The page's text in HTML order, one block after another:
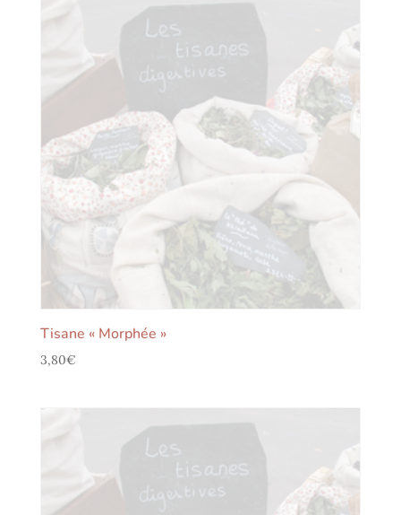
Tisane « Morphée »
3,80€